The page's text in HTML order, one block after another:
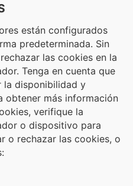
están configurados
predeterminada. Sin
las cookies en la
Tenga en cuenta que
la disponibilidad y
obtener más información
verifique la
o dispositivo para
o rechazar las cookies, o